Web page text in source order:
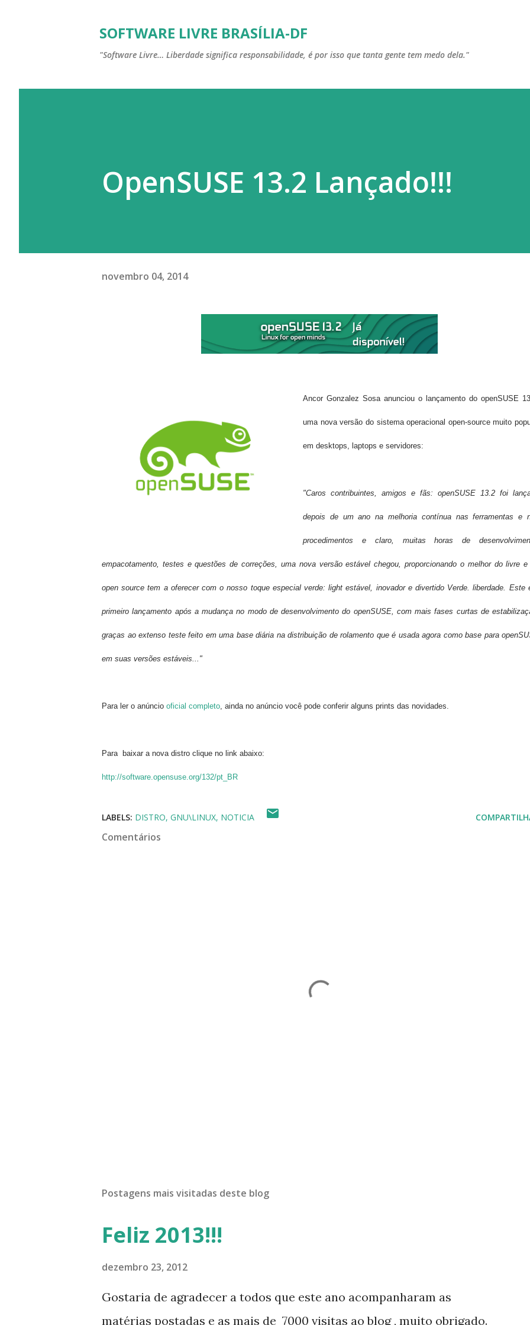
SOFTWARE LIVRE BRASÍLIA-DF
"Software Livre… Liberdade significa responsabilidade, é por isso que tanta gente tem medo dela."
OpenSUSE 13.2 Lançado!!!
novembro 04, 2014
Ancor Gonzalez Sosa anunciou o lançamento do openSUSE
uma nova versão do sistema operacional open-source muito
em desktops, laptops e servidores:
"Caros contribuintes, amigos e fãs: openSUSE 13.2 foi
depois de um ano na melhoria contínua nas ferramentas e
procedimentos e claro, muitas horas de
empacotamento, testes e questões de correções, uma nova versão estável chegou, proporcionando o melhor do livre e
open source tem a oferecer com o nosso toque especial verde: light estável, inovador e divertido Verde.liberdade. Este
primeiro lançamento após a mudança no modo de desenvolvimento do openSUSE, com mais fases curtas de
graças ao extenso teste feito em uma base diária na distribuição de rolamento que é usada agora como base para
em suas versões estáveis. .."
Para ler o anúncio oficial completo , ainda no anúncio você pode conferir alguns prints das novidades.
Para baixar a nova distro clique no link abaixo:
http://software.opensuse.org/132/pt_BR
LABELS: DISTRO GNU\LINUX NOTICIA
Comentários
Postagens mais visitadas deste blog
Feliz 2013!!!
dezembro 23, 2012
Gostaria de agradecer a todos que este ano acompanharam as
matérias postadas e as mais de 7000 visitas ao blog , muito obrigado.